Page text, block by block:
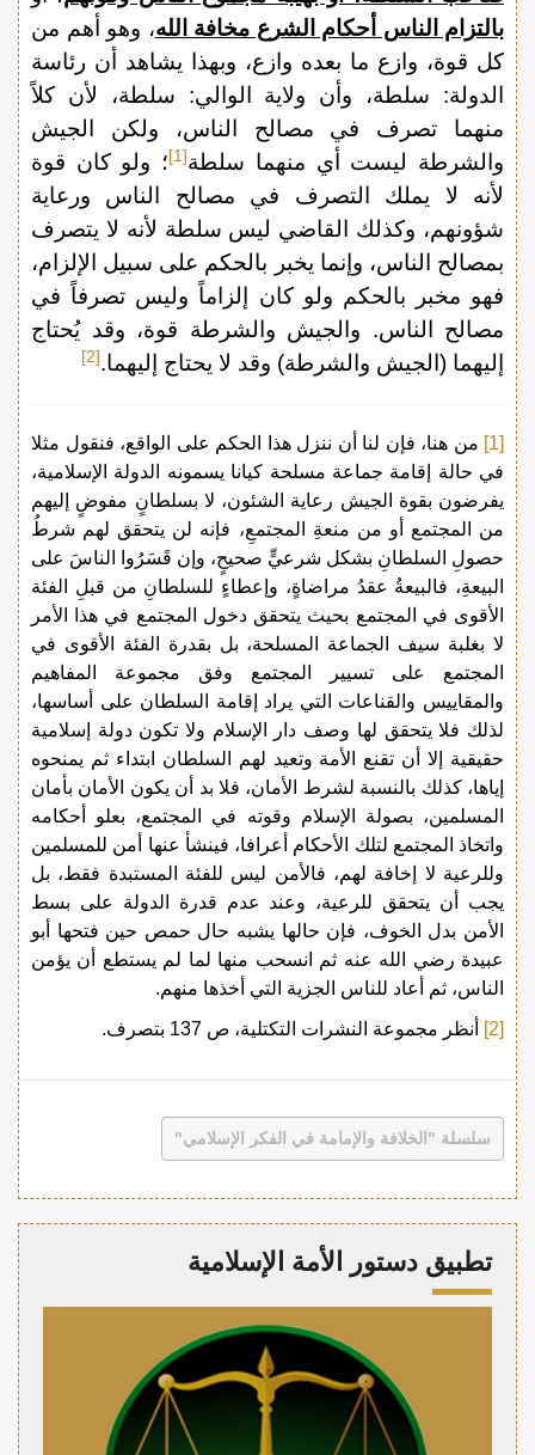
بالتزام الناس أحكام الشرع مخافة الله، وهو أهم من
كل قوة، وازع ما بعده وازع، وبهذا يشاهد أن رئاسة
الدولة: سلطة، وأن ولاية الوالي: سلطة، لأن كلاً
منهما تصرف في مصالح الناس، ولكن الجيش
والشرطة ليست أي منهما سلطة[1]
؛ ولو كان قوة
لأنه لا يملك التصرف في مصالح الناس ورعاية
شؤونهم، وكذلك القاضي ليس سلطة لأنه لا يتصرف
بمصالح الناس، وإنما يخبر بالحكم على سبيل الإلزام،
فهو مخبر بالحكم ولو كان إلزاماً وليس تصرفاً في
مصالح الناس. والجيش والشرطة قوة، وقد يُحتاج
إليهما (الجيش والشرطة) وقد لا يحتاج إليهما.[2]
[1]
من هنا، فإن لنا أن ننزل هذا الحكم على الواقع، فنقول مثلا
في حالة إقامة جماعة مسلحة كيانا يسمونه الدولة الإسلامية،
يفرضون بقوة الجيش رعاية الشئون، لا بسلطانٍ مفوضٍ إليهم
من المجتمع أو من منعةِ المجتمعِ، فإنه لن يتحقق لهم شرطُ
حصولِ السلطانِ بشكل شرعيٍّ صحيحٍ، وإن قَسَرُوا الناسَ على
البيعةِ، فالبيعةُ عقدُ مراضاةٍ، وإعطاءٍ للسلطانِ من قبلِ الفئة
الأقوى في المجتمع بحيث يتحقق دخول المجتمع في هذا الأمر
لا بغلبة سيف الجماعة المسلحة، بل بقدرة الفئة الأقوى في
المجتمع على تسيير المجتمع وفق مجموعة المفاهيم
والمقاييس والقناعات التي يراد إقامة السلطان على أساسها،
لذلك فلا يتحقق لها وصف دار الإسلام ولا تكون دولة إسلامية
حقيقية إلا أن تقنع الأمة وتعيد لهم السلطان ابتداء ثم يمنحوه
إياها، كذلك بالنسبة لشرط الأمان، فلا بد أن يكون الأمان بأمان
المسلمين، بصولة الإسلام وقوته في المجتمع، بعلو أحكامه
واتخاذ المجتمع لتلك الأحكام أعرافا، فينشأ عنها أمن للمسلمين
وللرعية لا إخافة لهم، فالأمن ليس للفئة المستبدة فقط، بل
يجب أن يتحقق للرعية، وعند عدم قدرة الدولة على بسط
الأمن بدل الخوف، فإن حالها يشبه حال حمص حين فتحها أبو
عبيدة رضي الله عنه ثم انسحب منها لما لم يستطع أن يؤمن
الناس، ثم أعاد للناس الجزية التي أخذها منهم.
[2]
أنظر مجموعة النشرات التكتلية، ص 137 بتصرف.
سلسلة "الخلافة والإمامة في الفكر الإسلامي"
تطبيق دستور الأمة الإسلامية